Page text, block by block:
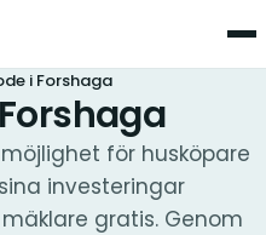
i Forshaga
för husköpare
investeringar
gratis. Genom